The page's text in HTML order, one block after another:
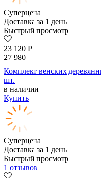
Суперцена
Доставка за 1 день
Быстрый просмотр
23 120 Р
27 980
Комплект венских
шт.
в наличии
Купить
Суперцена
Доставка за 1 день
Быстрый просмотр
1 отзывов